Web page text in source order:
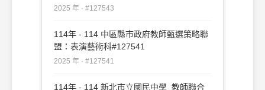
2025 年 · #127543
114年 - 114 中區縣市政府教師甄選策略聯
盟：表演藝術科#127541
2025 年 · #127541
114年 - 114 新北市立國民中學_教師聯合